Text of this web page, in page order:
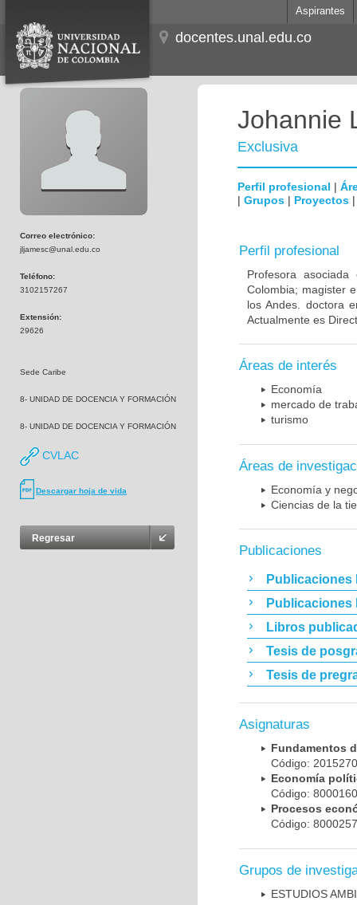
Aspirantes
docentes.unal.edu.co
Correo electrónico:
jljamesc@unal.edu.co
Teléfono:
3102157267
Extensión:
29626
Sede Caribe
8- UNIDAD DE DOCENCIA Y FORMACIÓN
8- UNIDAD DE DOCENCIA Y FORMACIÓN
CVLAC
Descargar hoja de vida
Regresar
Johannie
Exclusiva
Perfil profesional |
| Grupos | Proyectos
Perfil profesional
Profesora
Colombia; magister
los Andes. doctora
Actualmente es
Áreas de interés
Economía
mercado de
turismo
Áreas de
Economía y
Ciencias de la
Publicaciones
Publicaciones
Publicaciones
Libros
Tesis de
Tesis de
Asignaturas
Fundamentos
Código:
Economía
Código:
Procesos
Código:
Grupos de
ESTUDIOS